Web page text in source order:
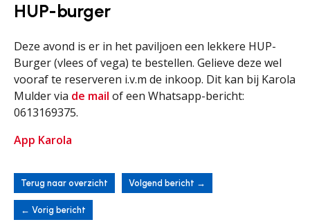
HUP-burger
Deze avond is er in het paviljoen een lekkere HUP-
Burger (vlees of vega) te bestellen. Gelieve deze wel
vooraf te reserveren i.v.m de inkoop. Dit kan bij Karola
Mulder via de mail of een Whatsapp-bericht:
0613169375.
App Karola
Terug naar overzicht Volgend bericht →
← Vorig bericht